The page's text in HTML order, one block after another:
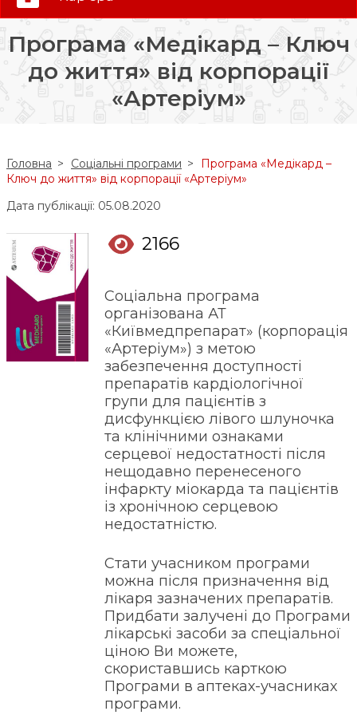
Слідкуй за нами:
Програма «Медікард – Ключ
до життя» від корпорації
«Артеріум»
Головна Соціальні програми
Програма «Медікард –
Ключ до життя» від корпорації «Артеріум»
Дата публікації: 05.08.2020
2166
Соціальна програма
організована АТ
«Київмедпрепарат» (корпорація
«Артеріум») з метою
забезпечення доступності
препаратів кардіологічної
групи для пацієнтів з
дисфункцією лівого шлуночка
та клінічними ознаками
серцевої недостатності після
нещодавно перенесеного
інфаркту міокарда та пацієнтів
із хронічною серцевою
недостатністю.
Стати учасником програми
можна після призначення від
лікаря зазначених препаратів.
Придбати залучені до Програми
лікарські засоби за спеціальної
ціною Ви можете,
скориставшись карткою
Програми в аптеках-учасниках
програми.